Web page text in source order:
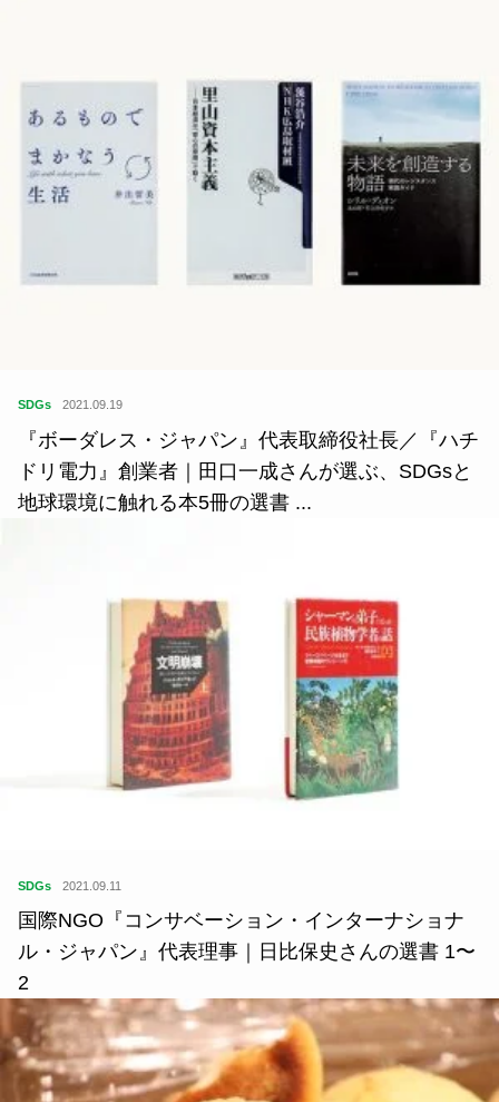
SDGs 2021.09.19
『ボーダレス・ジャパン』代表取締役社長／『ハチ
ドリ電力』創業者｜田口一成さんが選ぶ、SDGsと
地球環境に触れる本5冊の選書 ...
SDGs 2021.09.11
国際NGO『コンサベーション・インターナショナ
ル・ジャパン』代表理事｜日比保史さんの選書 1〜
2